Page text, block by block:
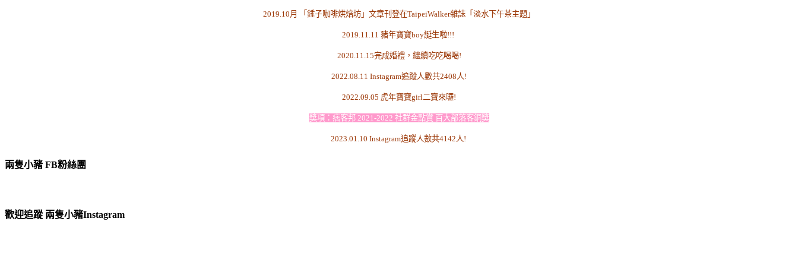
2019.10月 「錘子咖啡烘焙坊」文章刊登在TaipeiWalker雜誌「淡水下午茶主題」
2019.11.11 豬年寶寶boy誕生啦!!!
2020.11.15完成婚禮，繼續吃吃喝喝!
2022.08.11 Instagram追蹤人數共2408人!
2022.09.05 虎年寶寶girl二寶來囉!
獎項：痞客邦 2021-2022 社群金點賞 百大部落客銅獎
2023.01.10 Instagram追蹤人數共4142人!
兩隻小豬 FB粉絲團
歡迎追蹤 兩隻小豬Instagram